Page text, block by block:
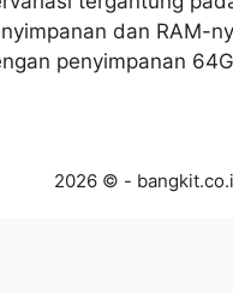
dan RAM-
penyimpanan
2026 © -